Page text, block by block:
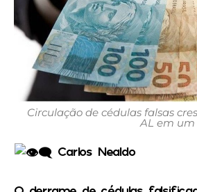
Circulação de cédulas falsas
AL em um
Carlos Nealdo